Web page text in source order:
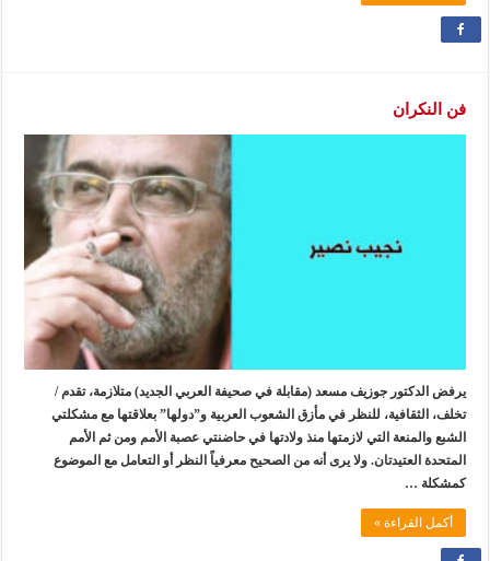
فن النكران
يرفض الدكتور جوزيف مسعد (مقابلة في صحيفة العربي الجديد) متلازمة، تقدم /
تخلف، الثقافية، للنظر في مأزق الشعوب العربية و”دولها” بعلاقتها مع مشكلتي
الشبع والمنعة التي لازمتها منذ ولادتها في حاضنتي عصبة الأمم ومن ثم الأمم
المتحدة العتيدتان. ولا يرى أنه من الصحيح معرفياً النظر أو التعامل مع الموضوع
كمشكلة …
أكمل القراءة »